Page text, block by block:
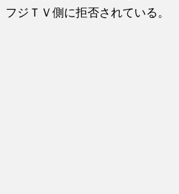
フジＴＶ側に拒否されている。